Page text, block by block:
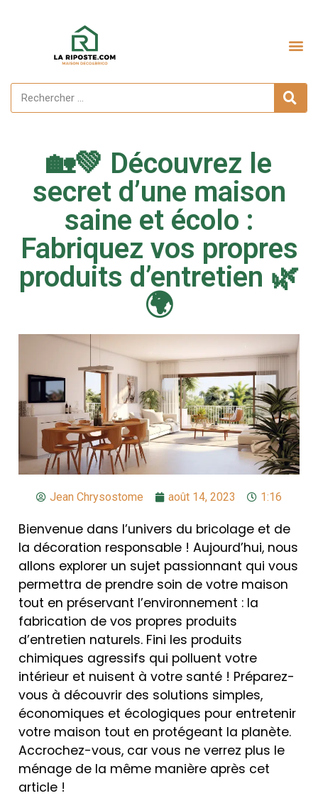
🏡💚 Découvrez le
secret d’une maison
saine et écolo :
Fabriquez vos propres
produits d’entretien 🌿
🌍
Jean Chrysostome août 14, 2023 1:16
Bienvenue dans l’univers du bricolage et de
la décoration responsable ! Aujourd’hui, nous
allons explorer un sujet passionnant qui vous
permettra de prendre soin de votre maison
tout en préservant l’environnement : la
fabrication de vos propres produits
d’entretien naturels. Fini les produits
chimiques agressifs qui polluent votre
intérieur et nuisent à votre santé ! Préparez-
vous à découvrir des solutions simples,
économiques et écologiques pour entretenir
votre maison tout en protégeant la planète.
Accrochez-vous, car vous ne verrez plus le
ménage de la même manière après cet
article !